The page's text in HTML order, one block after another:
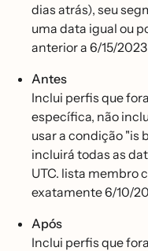
dias atrás), seu
uma data igual ou
anterior a 6/15/
Antes
Inclui perfis que
específica, não
usar a condição "is
incluirá todas as
UTC. lista membro
exatamente 6/10/
Após
Inclui perfis que